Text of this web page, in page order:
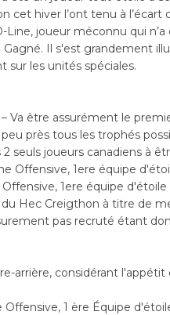
cet hiver l’ont tenu à l’écart
Line, joueur méconnu qui
Gagné. Il s'est grandement
sur les unités spéciales.
Va être assurément le
près tous les trophés
seuls joueurs canadiens à
Offensive, 1ere équipe
1ere équipe
Hec Creigthon à titre de
pas recruté étant
arrière, considérant l'appétit
Offensive, 1 ère Équipe